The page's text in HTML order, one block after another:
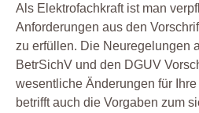
Als Elektrofachkraft ist man
Anforderungen aus den
zu erfüllen. Die Neuregelungen
BetrSichV und den DGUV
wesentliche Änderungen für
betrifft auch die Vorgaben zum